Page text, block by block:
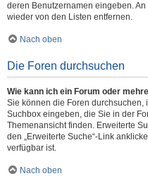
deren Benutzernamen eingeben.
wieder von den Listen entfernen.
Nach oben
Die Foren durchsuchen
Wie kann ich ein Forum oder
Sie können die Foren
Suchbox eingeben, die Sie in der
Themenansicht finden. Erweiterte
den „Erweiterte Suche“-Link
verfügbar ist.
Nach oben